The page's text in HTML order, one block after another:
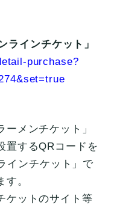
ラインチケット」
purchase?
ーメンチケット」
置するQRコードを
インチケット」で
。
ケットのサイト等